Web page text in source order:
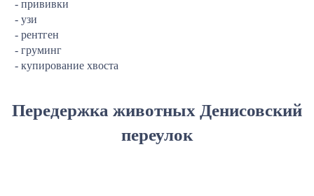
- прививки
- узи
- рентген
- груминг
- купирование хвоста
Передержка животных Денисовский
переулок